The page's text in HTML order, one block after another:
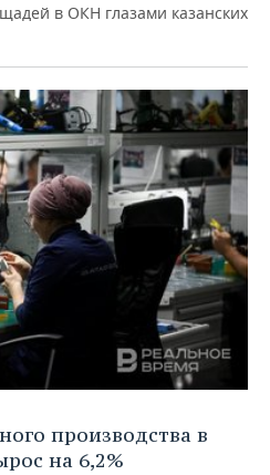
в ОКН глазами казанских
производства в
на 6,2%